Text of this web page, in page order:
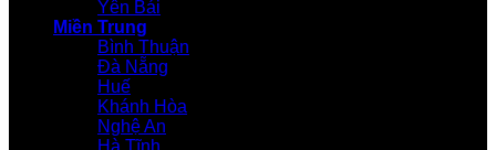
Yên Bái
Miền Trung
Bình Thuận
Đà Nẵng
Huế
Khánh Hòa
Nghệ An
Hà Tĩnh